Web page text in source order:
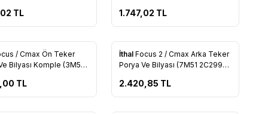
TL 1.747,02 TL
Ekle
/ Cmax Ön Teker
Bilyası Komple (3M51
TL
Favorilere Ekle
İthal Focus 2 / Cmax Arka Teker
Porya Ve Bilyası (7M51 2C299
2.420,85 TL